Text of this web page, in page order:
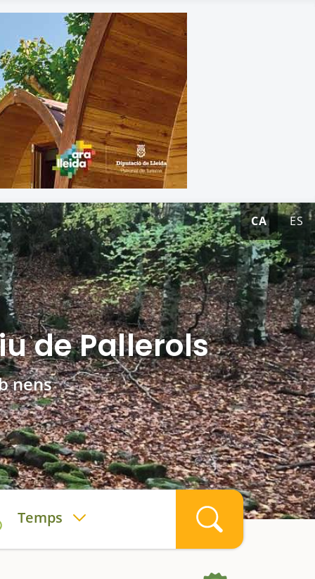
CA ES
de Pallerols
nens
Temps